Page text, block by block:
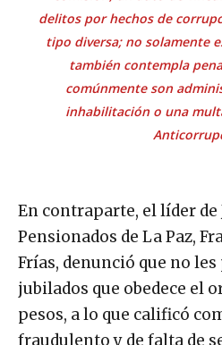
delitos por hechos de
tipo diversa; no solamente
también contempla
comúnmente son
inhabilitación o una
En contraparte, el líder de
Pensionados de La Paz,
Frías, denunció que no
jubilados que obedece el
pesos, a lo que calificó
fraudulento y de falta de